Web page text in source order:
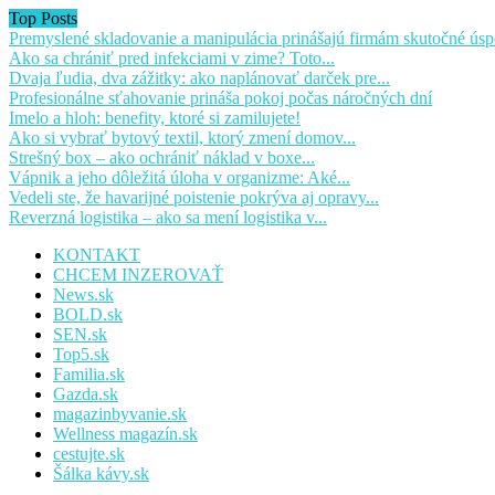
Top Posts
Premyslené skladovanie a manipulácia prinášajú firmám skutočné
Ako sa chrániť pred infekciami v zime? Toto...
Dvaja ľudia, dva zážitky: ako naplánovať darček pre...
Profesionálne sťahovanie prináša pokoj počas náročných dní
Imelo a hloh: benefity, ktoré si zamilujete!
Ako si vybrať bytový textil, ktorý zmení domov...
Strešný box – ako ochrániť náklad v boxe...
Vápnik a jeho dôležitá úloha v organizme: Aké...
Vedeli ste, že havarijné poistenie pokrýva aj opravy...
Reverzná logistika – ako sa mení logistika v...
KONTAKT
CHCEM INZEROVAŤ
News.sk
BOLD.sk
SEN.sk
Top5.sk
Familia.sk
Gazda.sk
magazinbyvanie.sk
Wellness magazín.sk
cestujte.sk
Šálka kávy.sk